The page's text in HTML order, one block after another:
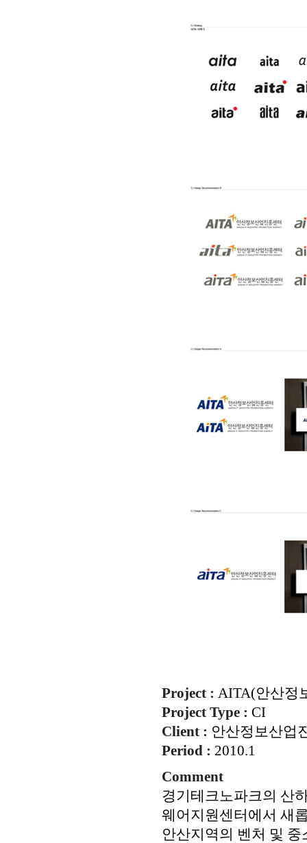
Project : AITA(안산정
Project Type : CI
Client : 안산정보산업
Period : 2010.1
Comment
경기테크노파크의 산
웨어지원센터에서 새
안산지역의 벤처 및